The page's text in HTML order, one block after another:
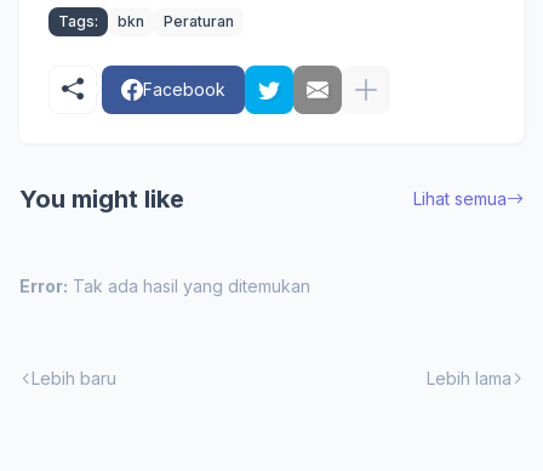
Tags: bkn Peraturan
Facebook
You might like Lihat semua
Error: Tak ada hasil yang ditemukan
Lebih baru Lebih lama